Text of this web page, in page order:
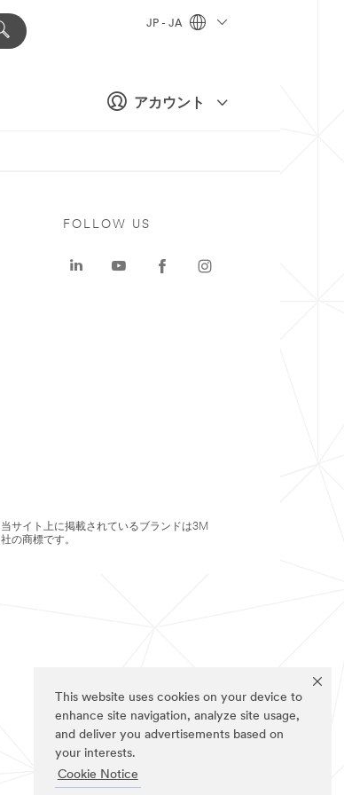
This website uses cookies on your device to
enhance site navigation, analyze site usage,
and deliver you advertisements based on
your interests.
Cookie Notice
アカウント
JP - JA
FOLLOW US
当サイト上に掲載されているブランドは3M
社の商標です。